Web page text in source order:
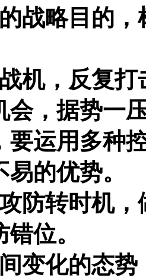
战略目的
机，反复
会，据势一
要运用多种
的优势。
防转时机
位。
变化的态